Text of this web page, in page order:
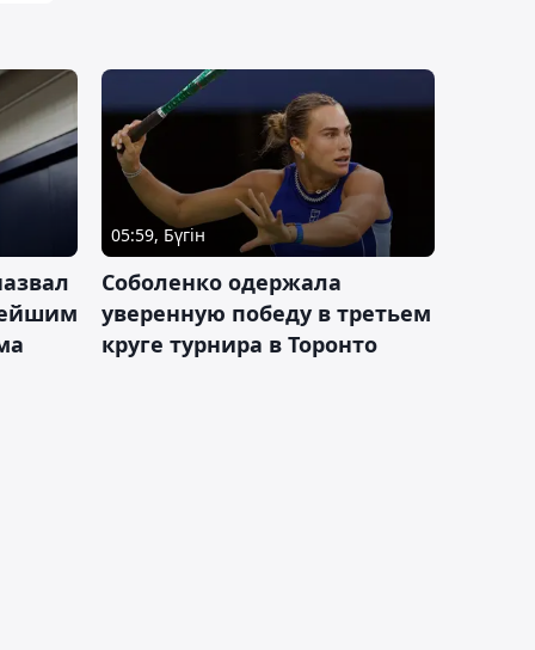
05:59, Бүгін
Соболенко одержала
уверенную победу в третьем
круге турнира в Торонто